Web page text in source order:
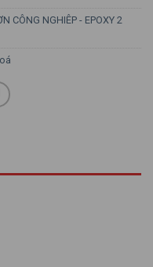
CÔNG NGHIÊP - EPOXY 2